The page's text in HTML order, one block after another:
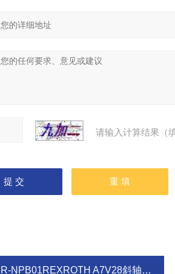
请输入计算结果（
A7V28斜轴式变量柱塞泵